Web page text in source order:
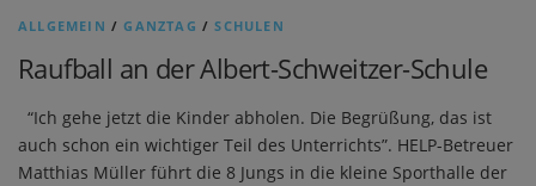
ALLGEMEIN /GANZTAG /SCHULEN
Raufball an der Albert-Schweitzer-Schule
“Ich gehe jetzt die Kinder abholen. Die Begrüßung, das ist
auch schon ein wichtiger Teil des Unterrichts”. HELP-Betreuer
Matthias Müller führt die 8 Jungs in die kleine Sporthalle der